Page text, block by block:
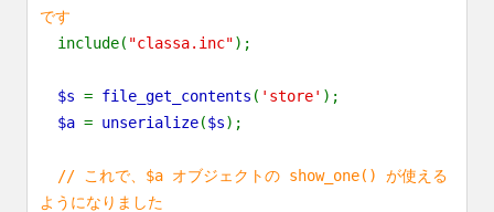
です
include( "classa.inc");
$s = file_get_contents ( 'store' );
$a = unserialize($s);
// これで、$a オブジェクトの show_one() が使える
ようになりました